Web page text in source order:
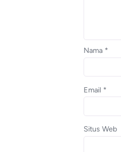
Nama *
Email *
Situs Web